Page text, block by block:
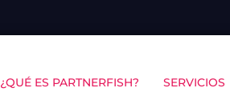
¿QUÉ ES PARTNERFISH? SERVICIOS